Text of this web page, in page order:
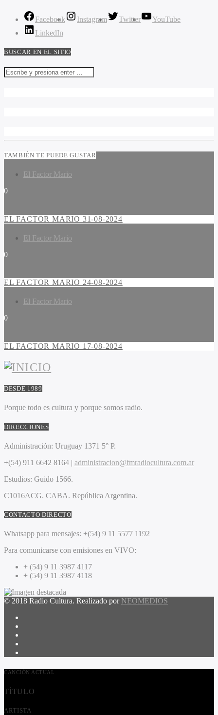
Facebook Instagram Twitter
YouTube
LinkedIn
BUSCAR EN EL SITIO
TAMBIÉN TE PUEDE GUSTAR
El Factor Mario
0
EL FACTOR MARIO 31-08-2024
El Factor Mario
0
EL FACTOR MARIO 24-08-2024
El Factor Mario
0
EL FACTOR MARIO 17-08-2024
DESDE 1989
Porque todo es cultura y porque somos radio.
DIRECCIONES
Administración: Uruguay 1371 5° P.
+(54) 911 6642 8164 | administracion@fmradiocultura.com.ar
Estudios: Guido 1566.
C1016ACG. CABA. República Argentina.
CONTACTO DIRECTO
Whatsapp para mensajes: +(54) 9 11 5577 1192
Para comunicarse con emisiones en VIVO:
+ (54) 9 11 3987 4117
+ (54) 9 11 3987 4118
© 2018 Radio Cultura. Realizado por NEOMEDIOS
CANCIÓN ACTUAL
TÍTULO
ARTISTA